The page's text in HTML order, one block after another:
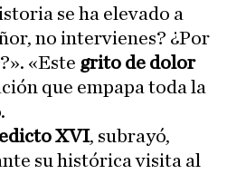
se ha elevado a
no intervienes? ¿Por
«Este grito de dolor
que empapa toda la
XVI, subrayó,
su histórica visita al